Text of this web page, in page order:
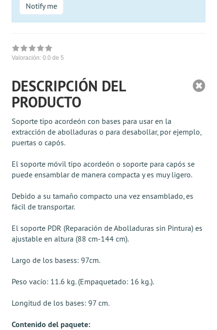
Notify me
Valoración: 0.0 de 5
DESCRIPCIÓN DEL
PRODUCTO
Soporte tipo acordeón con bases para usar en la
extracción de abolladuras o para desabollar, por ejemplo,
puertas o capós.
El soporte móvil tipo acordeón o soporte para capós se
puede ensamblar de manera compacta y es muy ligero.
Debido a su tamaño compacto una vez ensamblado, es
fácil de transportar.
El soporte PDR (Reparación de Abolladuras sin Pintura) es
ajustable en altura (88 cm-144 cm).
Largo de los basess: 97cm.
Peso vacío: 11.6 kg. (Empaquetado: 16 kg.).
Longitud de los bases: 97 cm.
Contenido del paquete: